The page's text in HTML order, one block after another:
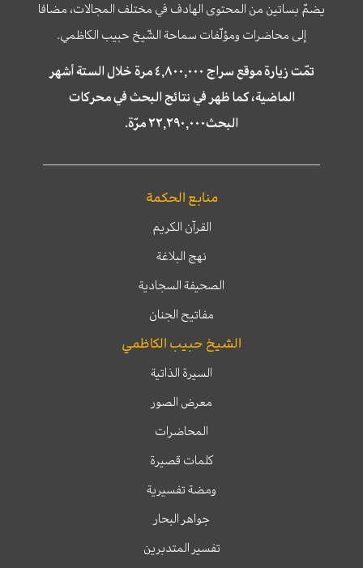
يضمّ بساتين من المحتوى الهادف في مختلف المجالات، مضافا
إلى محاضرات ومؤلّفات سماحة الشّيخ حبيب الكاظمي.
تمّت زيارة موقع سراج ٤,٨٠٠,٠٠٠ مرة خلال الستة أشهر
الماضية، كما ظهر في نتائج البحث في محركات
البحث٢٢,٢٩٠,٠٠٠ مرّة.
منابع الحكمة
القرآن الكريم
نهج البلاغة
الصحيفة السجادية
مفاتيح الجنان
الشيخ حبيب الكاظمي
السيرة الذاتية
معرض الصور
المحاضرات
كلمات قصيرة
ومضة تفسيرية
جواهر البحار
تفسير المتدبرين